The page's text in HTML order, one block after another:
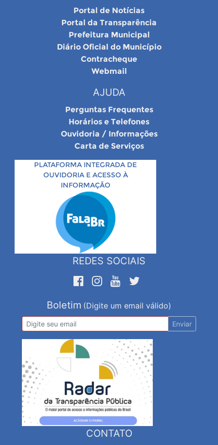
Portal de Notícias
Portal da Transparência
Prefeitura Municipal
Diário Oficial do Município
Contracheque
Webmail
AJUDA
Perguntas Frequentes
Horários e Telefones
Ouvidoria / Informações
Carta de Serviços
PLATAFORMA INTEGRADA DE
OUVIDORIA E ACESSO À
INFORMAÇÃO
REDES SOCIAIS
Boletim (Digite um email válido)
Enviar
CONTATO